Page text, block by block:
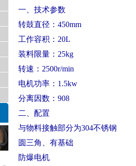
一、技术参数
转鼓直径：450mm
工作容积：20L
装料限量：25kg
转速：2500r/min
电机功率：1.5kw
分离因数：908
二、配置
与物料接触部分为304不锈钢
圆三角、 有基础
防爆电机